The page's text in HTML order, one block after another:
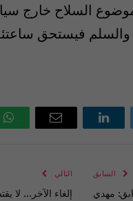
السلاح خارج
والسلم فيستحق
لينكدإن
البريد
السابق
مهدي
التالي
إلغاء الآخر… لا